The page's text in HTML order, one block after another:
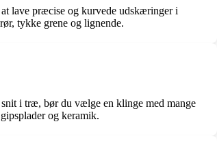
lave præcise og kurvede udskæringer i
tykke grene og lignende.
i træ, bør du vælge en klinge med mange
og keramik.